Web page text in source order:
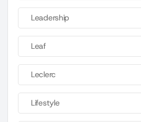
Leadership
Leaf
Leclerc
Lifestyle